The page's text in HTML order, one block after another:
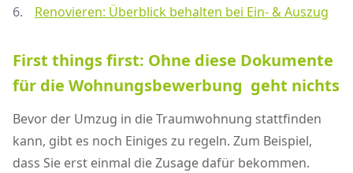
Renovieren: Überblick behalten bei Ein- & Auszug
First things first: Ohne diese Dokumente
für die Wohnungsbewerbung geht nichts
Bevor der Umzug in die Traumwohnung stattfinden
kann, gibt es noch Einiges zu regeln. Zum Beispiel,
dass Sie erst einmal die Zusage dafür bekommen.